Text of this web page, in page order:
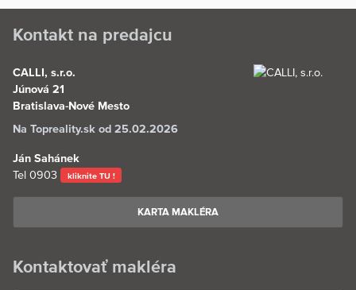
Kontakt na predajcu
CALLI, s.r.o.
Júnová 21
Bratislava-Nové Mesto
Na Topreality.sk od 25.02.2026
Ján Sahánek
Tel 0903 kliknite TU !
KARTA MAKLÉRA
Kontaktovať makléra